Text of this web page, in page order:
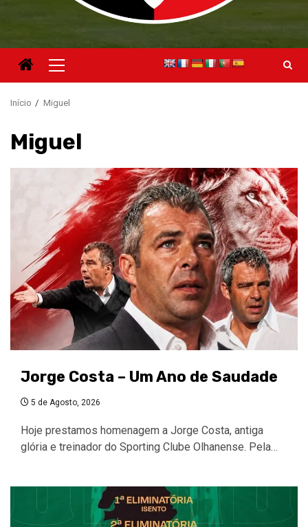
Menu
principal
Início Miguel
Miguel
Jorge Costa – Um Ano de Saudade
5 de Agosto, 2026
Hoje prestamos homenagem a Jorge Costa, antiga
glória e treinador do Sporting Clube Olhanense. Pela…